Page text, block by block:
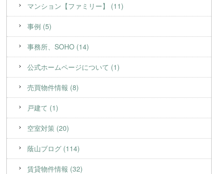
マンション【ファミリー】 (11)
事例 (5)
事務所、SOHO (14)
公式ホームページについて (1)
売買物件情報 (8)
戸建て (1)
空室対策 (20)
蔭山ブログ (114)
賃貸物件情報 (32)